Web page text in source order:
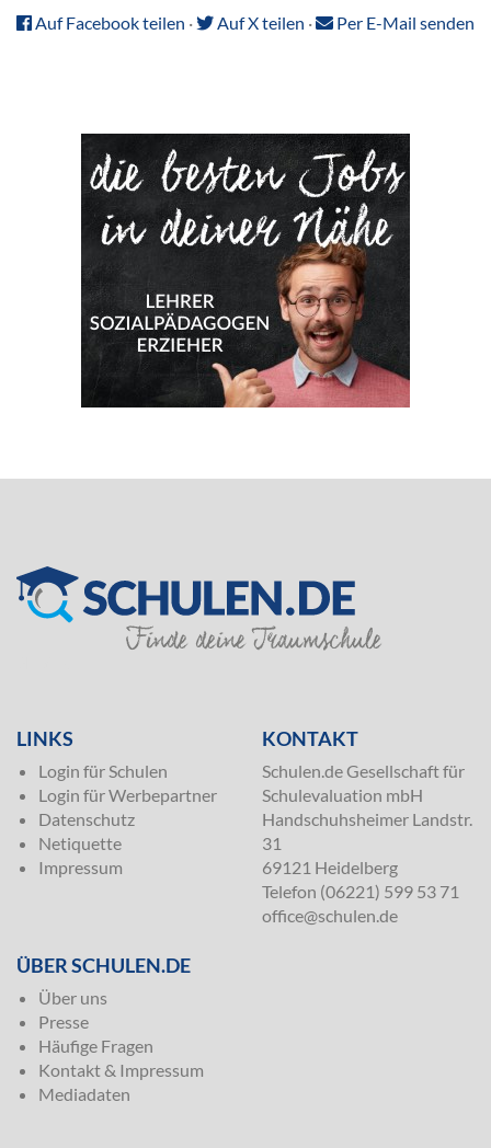
Auf Facebook teilen · Auf X teilen · Per E-Mail senden
LINKS
Login für Schulen
Login für Werbepartner
Datenschutz
Netiquette
Impressum
KONTAKT
Schulen.de Gesellschaft für
Schulevaluation mbH
Handschuhsheimer Landstr.
31
69121 Heidelberg
Telefon (06221) 599 53 71
office@schulen.de
ÜBER SCHULEN.DE
Über uns
Presse
Häufige Fragen
Kontakt & Impressum
Mediadaten